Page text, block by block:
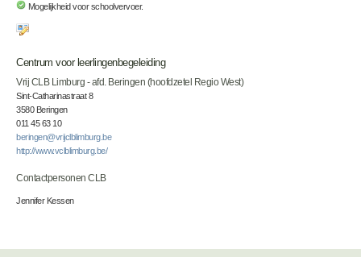
Mogelijkheid voor schoolvervoer.
Centrum voor leerlingenbegeleiding
Vrij CLB Limburg - afd. Beringen (hoofdzetel Regio West)
Sint-Catharinastraat 8
3580 Beringen
011 45 63 10
beringen@vrijclblimburg.be
http://www.vclblimburg.be/
Contactpersonen CLB
Jennifer Kessen